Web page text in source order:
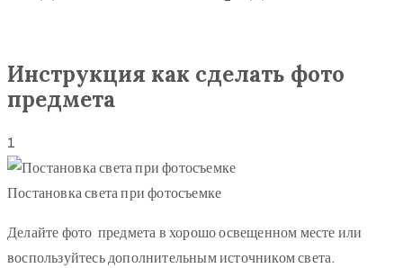
Инструкция как сделать фото
предмета
1
Постановка света при фотосъемке
Делайте фото предмета в хорошо освещенном месте или
воспользуйтесь дополнительным источником света.